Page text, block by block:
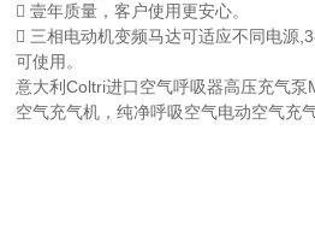
 壹年质量，客户使用更安心。
 三相电动机变频马达可适应不同电源
可使用。
意大利Coltri进口空气呼吸器高压充气
空气充气机，纯净呼吸空气电动空气充